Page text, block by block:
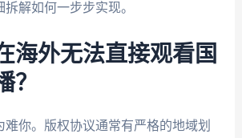
解如何一步步实现。
海外无法直接观看国
？
难你。版权协议通常有严格的地域划